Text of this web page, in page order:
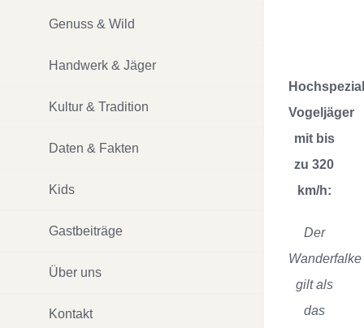
Genuss & Wild
Handwerk & Jäger
Kultur & Tradition
Daten & Fakten
Kids
Gastbeiträge
Über uns
Kontakt
Vogeljäger
mit bis
zu 320
km/h:
Der
Wanderfalke
gilt als
das